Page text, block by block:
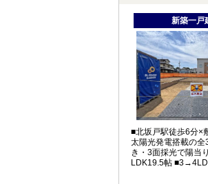
新築一戸
■北坂戸駅徒歩6分×
太陽光発電搭載の全
き・3面採光で陽当
LDK19.5帖